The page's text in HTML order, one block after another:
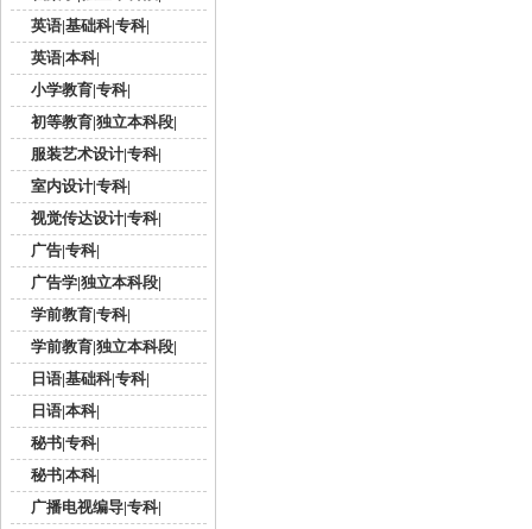
英语|基础科|专科|
英语|本科|
小学教育|专科|
初等教育|独立本科段|
服装艺术设计|专科|
室内设计|专科|
视觉传达设计|专科|
广告|专科|
广告学|独立本科段|
学前教育|专科|
学前教育|独立本科段|
日语|基础科|专科|
日语|本科|
秘书|专科|
秘书|本科|
广播电视编导|专科|